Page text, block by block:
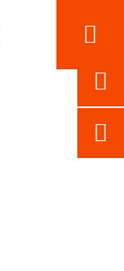


